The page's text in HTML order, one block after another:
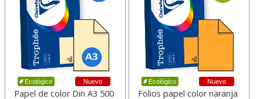
Ecológico Nuevo
Papel de color Din A3 500
Ecológico Nuevo
Folios papel color naranja